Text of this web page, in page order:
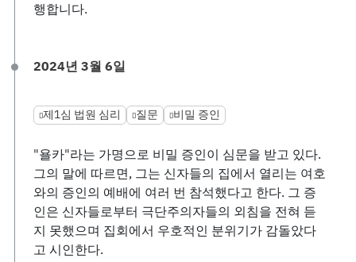
행합니다.
2024년 3월 6일
제1심 법원 심리 질문 비밀 증인
"욜카"라는 가명으로 비밀 증인이 심문을 받고 있다.
그의 말에 따르면, 그는 신자들의 집에서 열리는 여호
와의 증인의 예배에 여러 번 참석했다고 한다. 그 증
인은 신자들로부터 극단주의자들의 외침을 전혀 듣
지 못했으며 집회에서 우호적인 분위기가 감돌았다
고 시인한다.